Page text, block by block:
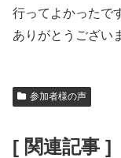
行ってよかったで
ありがとうござい
参加者様の声
[ 関連記事 ]